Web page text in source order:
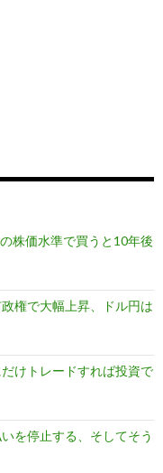
株価水準で買うと10年後
権で大幅上昇、ドル円は
けトレードすれば投資で
を停止する、そしてそう